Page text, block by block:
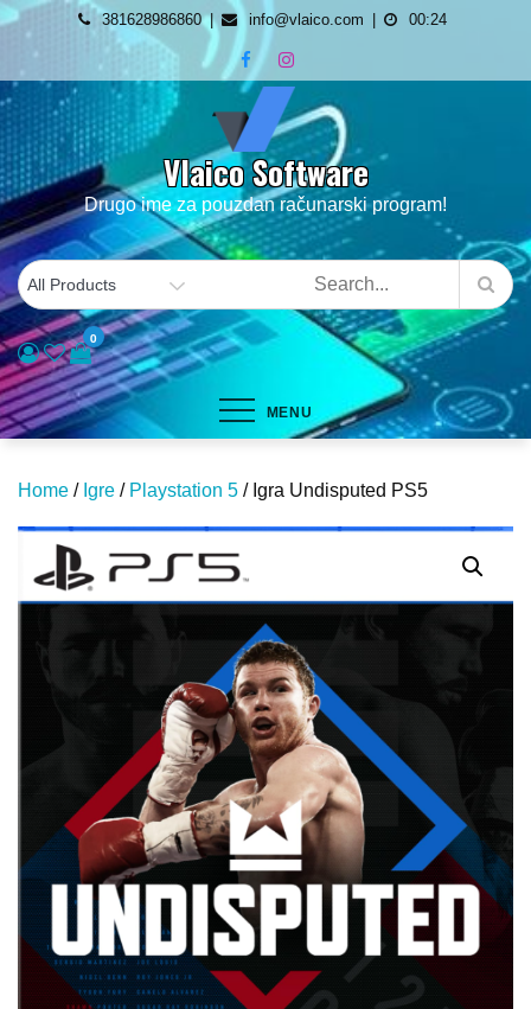
Skip
content
381628986860 info@vlaico.com 00:24
Vlaico Software
Drugo ime za pouzdan računarski program!
0
MENU
Home / Igre / Playstation 5 / Igra Undisputed PS5